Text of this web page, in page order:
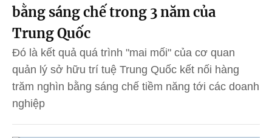
bằng sáng chế trong 3 năm của
Trung Quốc
Đó là kết quả quá trình "mai mối" của cơ quan
quản lý sở hữu trí tuệ Trung Quốc kết nối hàng
trăm nghìn bằng sáng chế tiềm năng tới các doanh
nghiệp